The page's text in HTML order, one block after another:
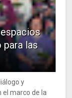
las
y
el marco de la